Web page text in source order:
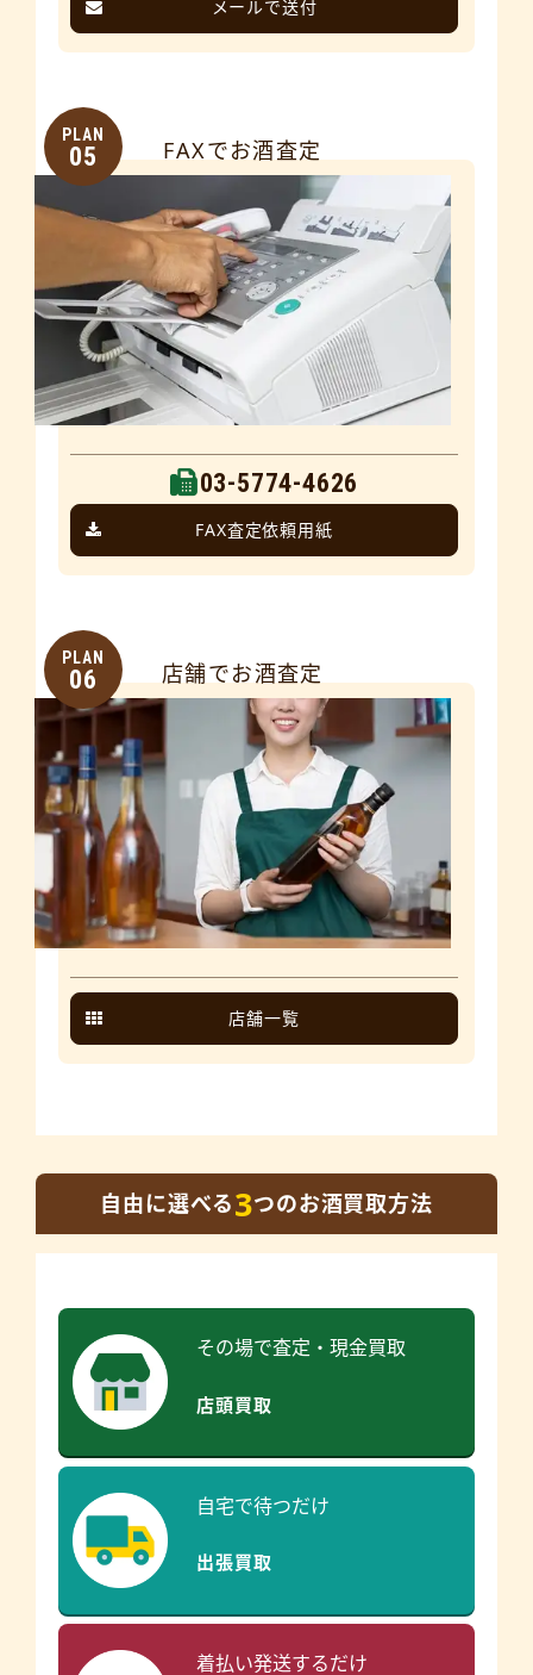
メールで送付
PLAN
05 FAXでお酒査定
03-5774-4626
FAX査定依頼用紙
PLAN
06 店舗でお酒査定
店舗一覧
自由に選べる3つのお酒買取方法
その場で査定・現金買取
店頭買取
自宅で待つだけ
出張買取
着払い発送するだけ